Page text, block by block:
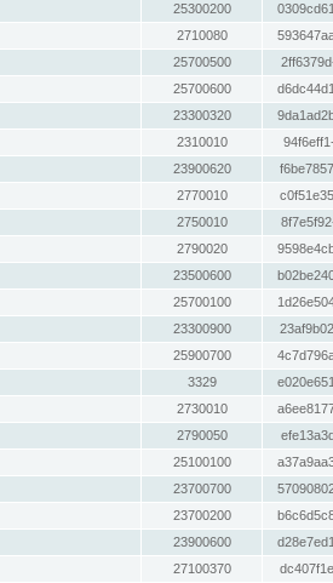
25300200
2710080
25700500
25700600
23300320
2310010
23900620
2770010
2750010
2790020
23500600
25700100
23300900
25900700
3329
2730010
2790050
25100100
23700700
23700200
23900600
27100370